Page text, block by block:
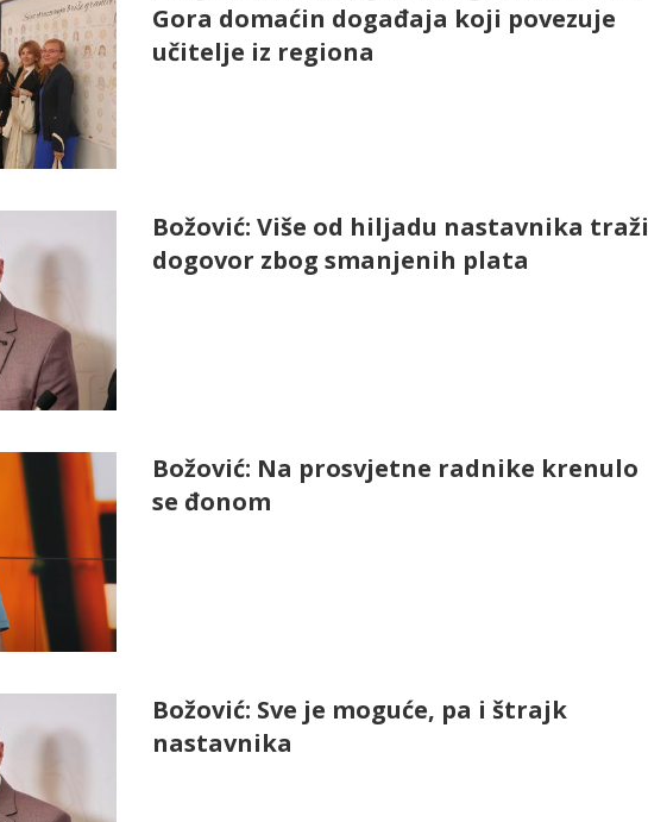
Gora domaćin događaja koji povezuje
učitelje iz regiona
Božović: Više od hiljadu nastavnika traži
dogovor zbog smanjenih plata
Božović: Na prosvjetne radnike krenulo
se đonom
Božović: Sve je moguće, pa i štrajk
nastavnika